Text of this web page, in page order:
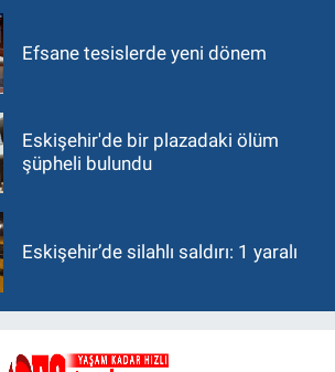
Efsane tesislerde yeni dönem
Eskişehir'de bir plazadaki ölüm
şüpheli bulundu
Eskişehir’de silahlı saldırı: 1 yaralı